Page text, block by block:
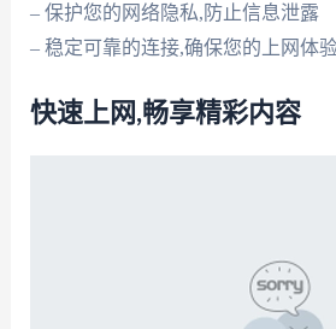
– 保护您的网络隐私,防止信息泄露
– 稳定可靠的连接,确保您的上网体
快速上网,畅享精彩内容